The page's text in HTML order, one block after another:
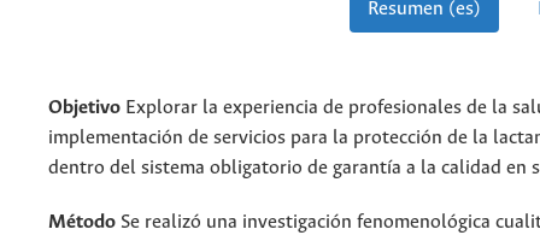
Resumen (es)
Objetivo Explorar la experiencia de profesionales de la
implementación de servicios para la protección de la
dentro del sistema obligatorio de garantía a la calidad en
Método Se realizó una investigación fenomenológica